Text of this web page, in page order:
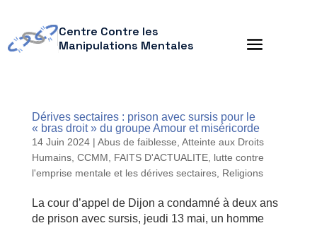
Centre Contre les
Manipulations Mentales
Dérives sectaires : prison avec sursis pour le
« bras droit » du groupe Amour et miséricorde
14 Juin 2024| Abus de faiblesse Atteinte aux Droits
Humains, CCMM FAITS D'ACTUALITE, lutte contre
l'emprise mentale et les dérives sectaires, Religions
La cour d’appel de Dijon a condamné à deux ans
de prison avec sursis, jeudi 13 mai, un homme